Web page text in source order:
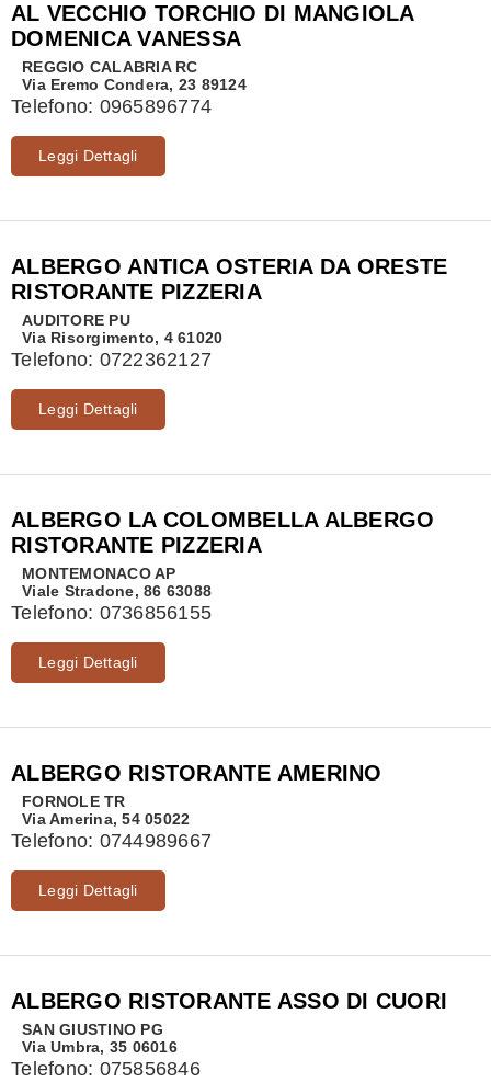
AL VECCHIO TORCHIO DI MANGIOLA
DOMENICA VANESSA
REGGIO CALABRIA RC
Via Eremo Condera, 23 89124
Telefono: 0965896774
Leggi Dettagli
ALBERGO ANTICA OSTERIA DA ORESTE
RISTORANTE PIZZERIA
AUDITORE PU
Via Risorgimento, 4 61020
Telefono: 0722362127
Leggi Dettagli
ALBERGO LA COLOMBELLA ALBERGO
RISTORANTE PIZZERIA
MONTEMONACO AP
Viale Stradone, 86 63088
Telefono: 0736856155
Leggi Dettagli
ALBERGO RISTORANTE AMERINO
FORNOLE TR
Via Amerina, 54 05022
Telefono: 0744989667
Leggi Dettagli
ALBERGO RISTORANTE ASSO DI CUORI
SAN GIUSTINO PG
Via Umbra, 35 06016
Telefono: 075856846